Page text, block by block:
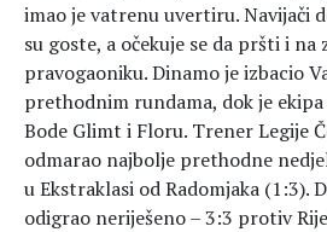
imao je vatrenu uvertiru. Navijači
su goste, a očekuje se da pršti i na
pravogaoniku. Dinamo je izbacio
prethodnim rundama, dok je
Bode Glimt i Floru. Trener Legije
odmarao najbolje prethodne
u Ekstraklasi od Radomjaka (1:3).
odigrao neriješeno – 3:3 protiv